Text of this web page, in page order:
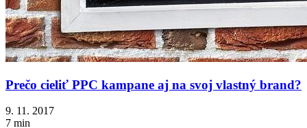
Prečo cieliť PPC kampane aj na svoj vlastný brand?
9. 11. 2017
7 min